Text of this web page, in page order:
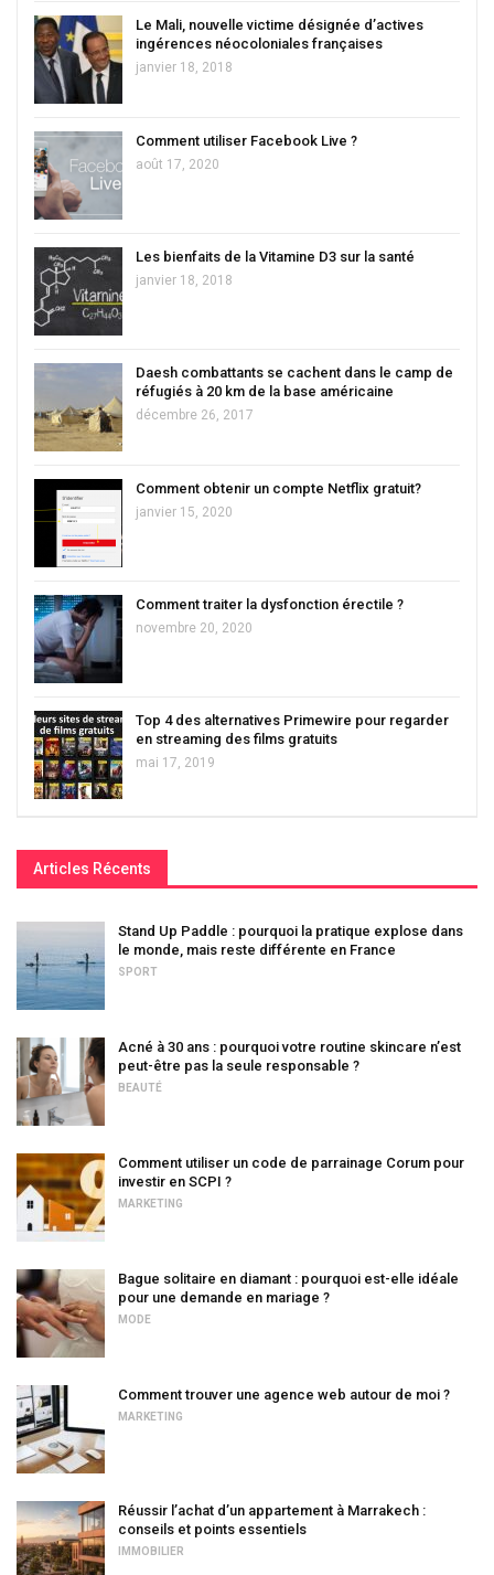
Le Mali, nouvelle victime désignée d’actives
ingérences néocoloniales françaises
janvier 18, 2018
Comment utiliser Facebook Live ?
août 17, 2020
Les bienfaits de la Vitamine D3 sur la santé
janvier 18, 2018
Daesh combattants se cachent dans le camp de
réfugiés à 20 km de la base américaine
décembre 26, 2017
Comment obtenir un compte Netflix gratuit?
janvier 15, 2020
Comment traiter la dysfonction érectile ?
novembre 20, 2020
Top 4 des alternatives Primewire pour regarder
en streaming des films gratuits
mai 17, 2019
Articles Récents
Stand Up Paddle : pourquoi la pratique explose dans
le monde, mais reste différente en France
SPORT
Acné à 30 ans : pourquoi votre routine skincare n’est
peut-être pas la seule responsable ?
BEAUTÉ
Comment utiliser un code de parrainage Corum pour
investir en SCPI ?
MARKETING
Bague solitaire en diamant : pourquoi est-elle idéale
pour une demande en mariage ?
MODE
Comment trouver une agence web autour de moi ?
MARKETING
Réussir l’achat d’un appartement à Marrakech :
conseils et points essentiels
IMMOBILIER